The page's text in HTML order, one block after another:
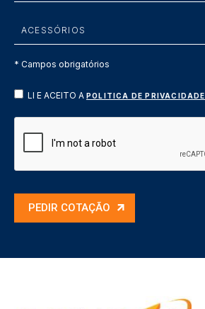
* Campos obrigatórios
LI E ACEITO A POLITICA DE PRIVACIDADE
PEDIR COTAÇÃO